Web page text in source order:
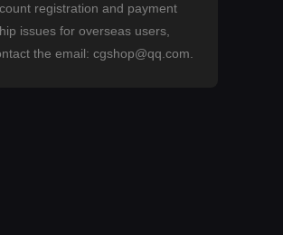
registration and payment
issues for overseas users,
the email: cgshop@qq.com.